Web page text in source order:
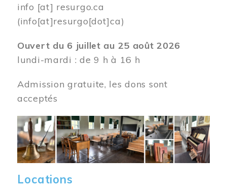
info [at] resurgo.ca
(info[at]resurgo[dot]ca)
Ouvert du 6 juillet au 25 août 2026
lundi-mardi : de 9 h à 16 h
Admission gratuite, les dons sont
acceptés
Image
Locations